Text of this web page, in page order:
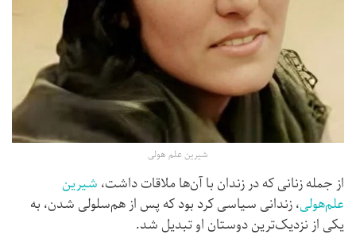
شیرین علم هولی
از جمله زنانی که در زندان با آن‌ها ملاقات داشت، شیرین
علم‌هولی، زندانی سیاسی کرد بود که پس از هم‌سلولی شدن، به
یکی از نزدیک‌ترین دوستان او تبدیل شد.